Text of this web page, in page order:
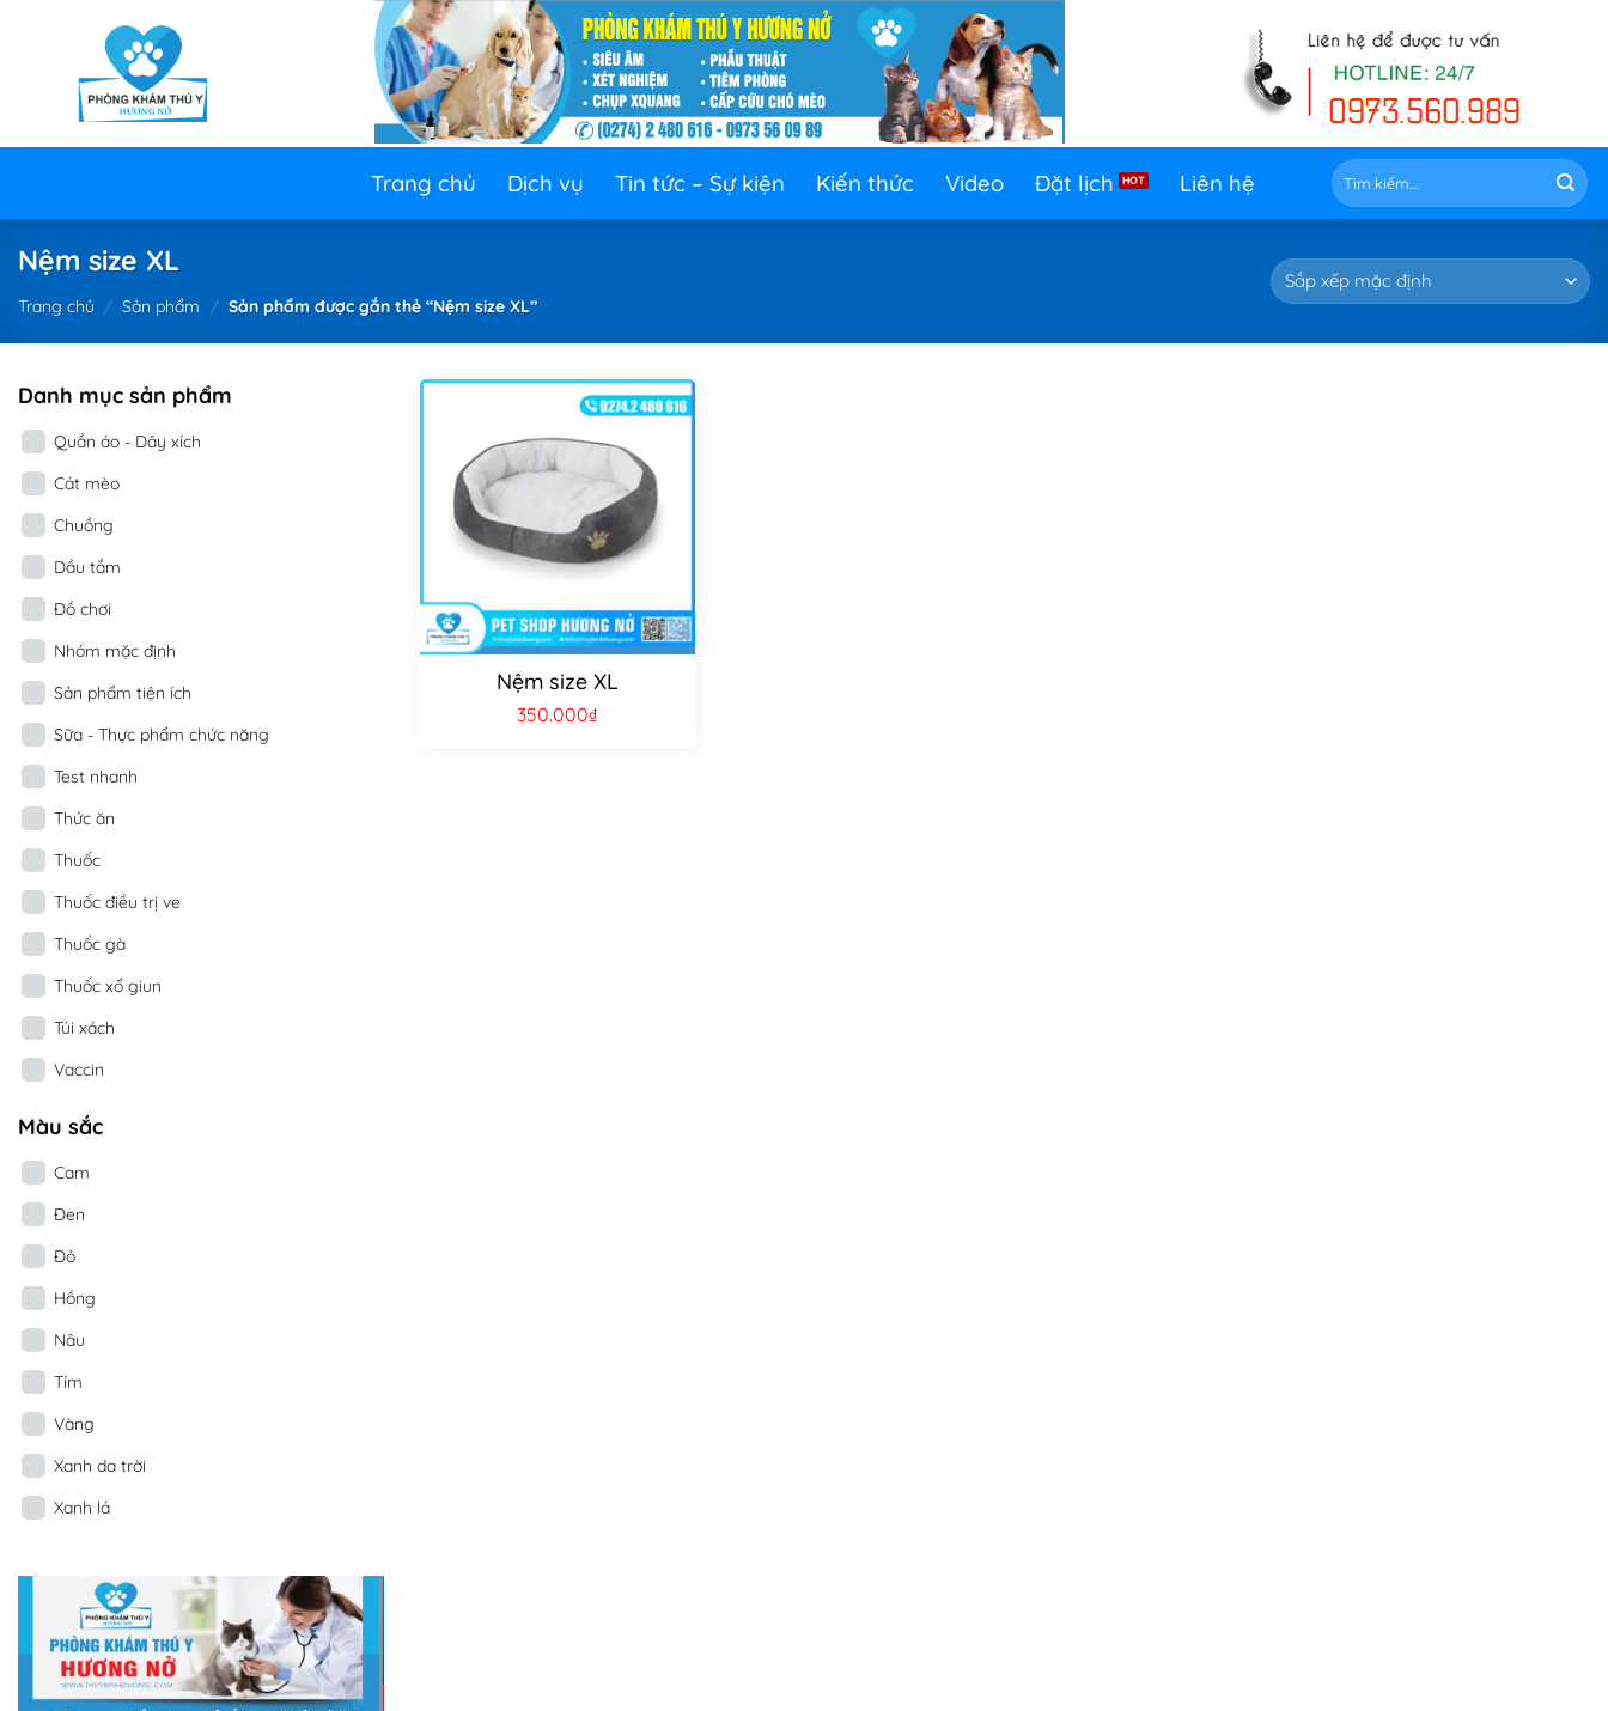
Trang chủ Dịch vụ Tin tức – Sự kiện Kiến thức Video Đặt lịch Liên hệ
Tìm
kiếm:
Nệm size XL
Trang chủ / Sản phẩm / Sản phẩm được gắn thẻ “Nệm size XL”
Danh mục sản phẩm
Quần áo - Dây xích
Cát mèo
Chuồng
Dầu tắm
Đồ chơi
Nhóm mặc định
Sản phẩm tiện ích
Sữa - Thực phẩm chức năng
Test nhanh
Thức ăn
Thuốc
Thuốc điều trị ve
Thuốc gà
Thuốc xổ giun
Túi xách
Vaccin
Màu sắc
Cam
Đen
Đỏ
Hồng
Nâu
Tím
Vàng
Xanh da trời
Xanh lá
Nệm size XL
350.000₫